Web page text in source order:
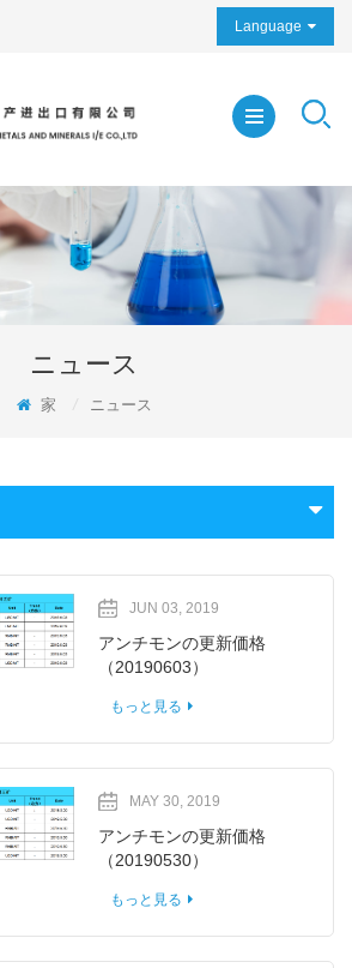
Language
ニュース
家 ニュース
JUN 03, 2019
アンチモンの更新価格
（20190603）
もっと見る
MAY 30, 2019
アンチモンの更新価格
（20190530）
もっと見る